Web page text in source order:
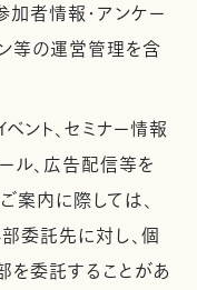
者情報・アンケー
等の運営管理を含
ベント、セミナー情報
ル、広告配信等を
案内に際しては、
委託先に対し、個
を委託することがあ